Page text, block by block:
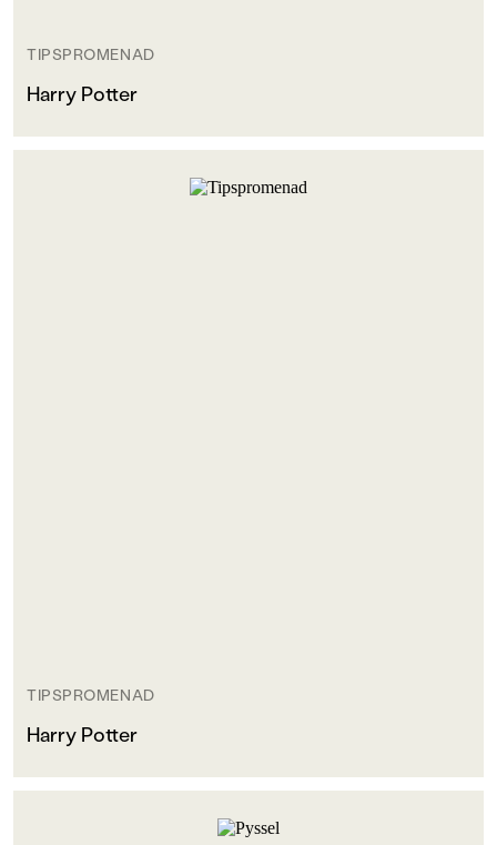
TIPSPROMENAD
Harry Potter
TIPSPROMENAD
Harry Potter